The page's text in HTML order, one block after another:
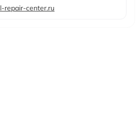
repair-center.ru